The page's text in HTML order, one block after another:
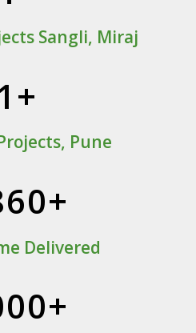
Sangli, Miraj
Pune
Delivered